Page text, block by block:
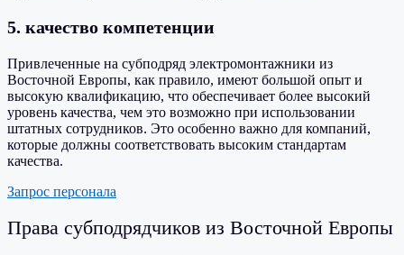
5. качество компетенции
Привлеченные на субподряд электромонтажники из
Восточной Европы, как правило, имеют большой опыт и
высокую квалификацию, что обеспечивает более высокий
уровень качества, чем это возможно при использовании
штатных сотрудников. Это особенно важно для компаний,
которые должны соответствовать высоким стандартам
качества.
Запрос персонала
Права субподрядчиков из Восточной Европы